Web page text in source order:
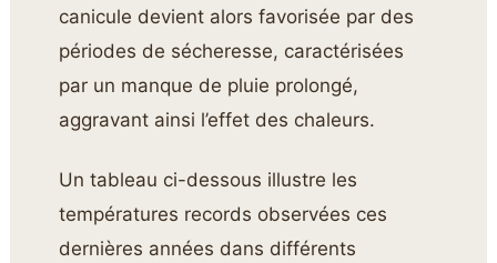
canicule devient alors favorisée par des
périodes de sécheresse, caractérisées
par un manque de pluie prolongé,
aggravant ainsi l’effet des chaleurs.
Un tableau ci-dessous illustre les
températures records observées ces
dernières années dans différents